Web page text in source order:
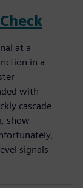
at a
in a
with
cascade
show-
signals